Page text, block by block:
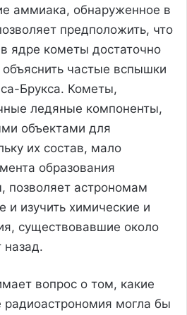
аммиака, обнаруженное в
предположить, что
ядре кометы достаточно
частые вспышки
Брукса. Кометы,
ледяные компоненты,
объектами для
их состав, мало
образования
позволяет астрономам
и изучить химические и
существовавшие около
назад.
вопрос о том, какие
могла бы